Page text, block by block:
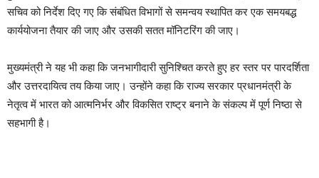
सचिव को निर्देश दिए गए कि संबंधित विभागों से समन्वय स्थापित कर एक समयबद्ध
कार्ययोजना तैयार की जाए और उसकी सतत मॉनिटरिंग की जाए।
मुख्यमंत्री ने यह भी कहा कि जनभागीदारी सुनिश्चित करते हुए हर स्तर पर पारदर्शिता
और उत्तरदायित्व तय किया जाए। उन्होंने कहा कि राज्य सरकार प्रधानमंत्री के
नेतृत्व में भारत को आत्मनिर्भर और विकसित राष्ट्र बनाने के संकल्प में पूर्ण निष्ठा से
सहभागी है।